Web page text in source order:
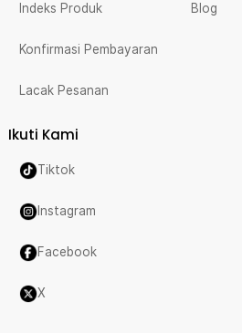
Indeks Produk
Konfirmasi Pembayaran
Lacak Pesanan
Blog
Ikuti Kami
Tiktok
Instagram
Facebook
X